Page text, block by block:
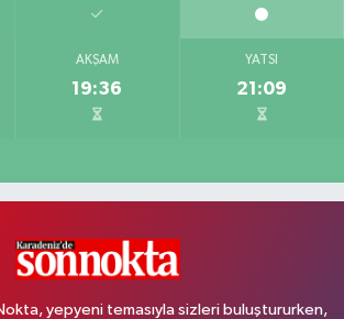
AKŞAM
19:36
YATSI
21:09
yepyeni temasıyla sizleri buluştururken,